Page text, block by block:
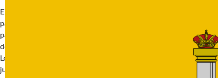
El antiguo cauce del río Turia se ha transformado en un enorme
parque verde de más de 9 kilómetros. ¿La atracción principal
para los niños? El Parque Gulliver, donde pueden trepar y
deslizarse por una gigantesca escultura del mismísimo Gulliver.
Los adultos pueden relajarse en el parque mientras los niños
juegan en la escultura.